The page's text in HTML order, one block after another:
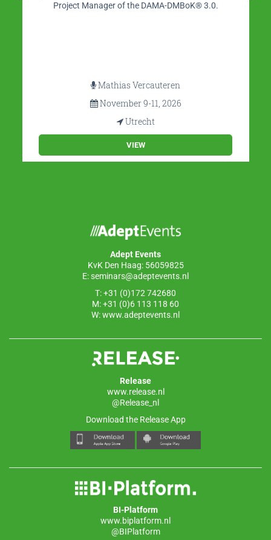
Project Manager of the DAMA-DMBoK® 3.0.
Mathias Vercauteren
November 9-11, 2026
Utrecht
VIEW
Adept Events
KvK Den Haag: 56059825
E:seminars@adeptevents.nl
T: +31 (0)172 742680
M: +31 (0)6 113 118 60
W:www.adeptevents.nl
Release
www.release.nl
@Release_nl
Download the Release App
BI-Platform
www.biplatform.nl
@BIPlatform